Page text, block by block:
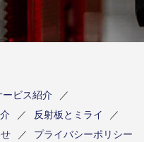
ービス紹介
反射板とミライ
プライバシーポリシー